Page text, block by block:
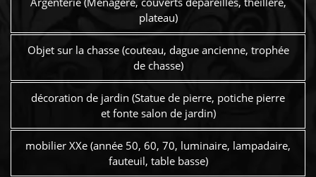
plateau)
Objet sur la chasse (couteau, dague ancienne, trophée
de chasse)
décoration de jardin (Statue de pierre, potiche pierre
et fonte salon de jardin)
mobilier XXe (année 50, 60, 70, luminaire, lampadaire,
fauteuil, table basse)